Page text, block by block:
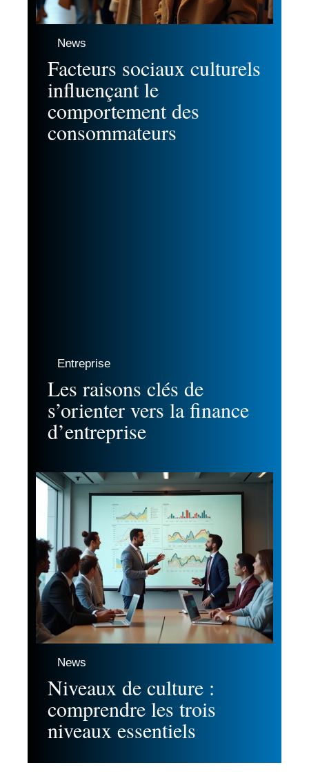
News
Facteurs sociaux culturels
influençant le
comportement des
consommateurs
Entreprise
Les raisons clés de
s’orienter vers la finance
d’entreprise
News
Niveaux de culture :
comprendre les trois
niveaux essentiels